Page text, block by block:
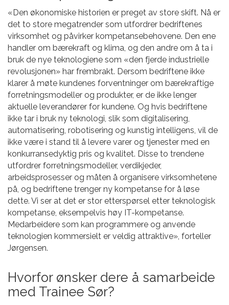
«Den økonomiske historien er preget av store skift. Nå er
det to store megatrender som utfordrer bedriftenes
virksomhet og påvirker kompetansebehovene. Den ene
handler om bærekraft og klima, og den andre om å ta i
bruk de nye teknologiene som «den fjerde industrielle
revolusjonen» har frembrakt. Dersom bedriftene ikke
klarer å møte kundenes forventninger om bærekraftige
forretningsmodeller og produkter, er de ikke lenger
aktuelle leverandører for kundene. Og hvis bedriftene
ikke tar i bruk ny teknologi, slik som digitalisering,
automatisering, robotisering og kunstig intelligens, vil de
ikke være i stand til å levere varer og tjenester med en
konkurransedyktig pris og kvalitet. Disse to trendene
utfordrer forretningsmodeller, verdikjeder,
arbeidsprosesser og måten å organisere virksomhetene
på, og bedriftene trenger ny kompetanse for å løse
dette. Vi ser at det er stor etterspørsel etter teknologisk
kompetanse, eksempelvis høy IT-kompetanse.
Medarbeidere som kan programmere og anvende
teknologien kommersielt er veldig attraktive», forteller
Jørgensen.
Hvorfor ønsker dere å samarbeide
med Trainee Sør?